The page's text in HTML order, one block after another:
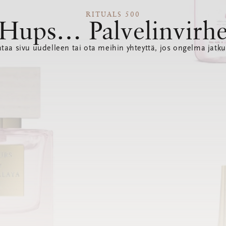
RITUALS 500
sivu uudelleen tai ota meihin yhteyttä, jos ongelma